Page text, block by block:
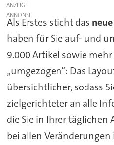
ANZEIGE
Als Erstes sticht das
haben für Sie auf- und
9.000 Artikel sowie
„umgezogen“: Das
übersichtlicher, sodass
zielgerichteter an alle
die Sie in Ihrer täglichen
bei allen